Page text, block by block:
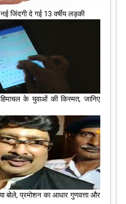
जिंदगी दे गई 13 वर्षीय लड़की
के युवाओं की किस्मत, जानिए
बोले, प्रमोशन का आधार गुणवत्ता और